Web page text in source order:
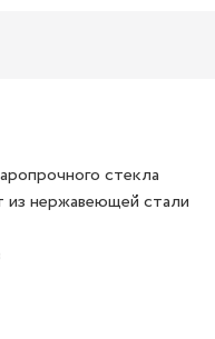
стекла
из нержавеющей стали